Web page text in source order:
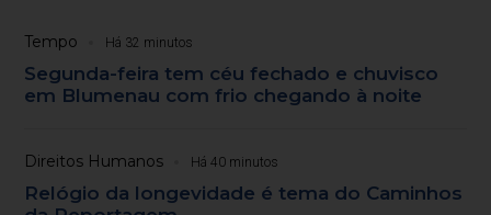
Tempo Há 32 minutos
Segunda-feira tem céu fechado e chuvisco
em Blumenau com frio chegando à noite
Direitos Humanos Há 40 minutos
Relógio da longevidade é tema do Caminhos